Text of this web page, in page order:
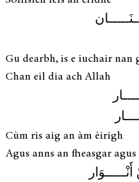
Gu dearbh, is e iuchair nan
Chan eil dia ach Allah
Cùm ris aig an àm èirigh
Agus anns an fheasgar